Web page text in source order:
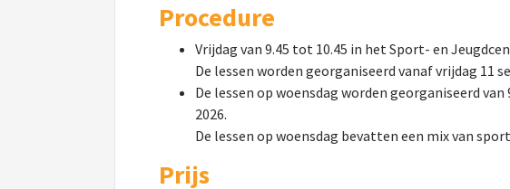
Procedure
Vrijdag van 9.45 tot 10.45 in het Sport- en
De lessen worden georganiseerd vanaf vrijdag 11
De lessen op woensdag worden georganiseerd
2026.
De lessen op woensdag bevatten een mix van
Prijs